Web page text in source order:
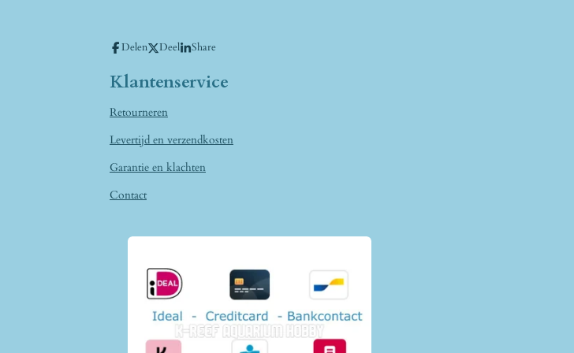
Delen Deel Share
Klantenservice
Retourneren
Levertijd en verzendkosten
Garantie en klachten
Contact